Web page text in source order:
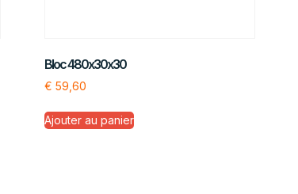
Bloc 480x30x30
€ 59,60
Ajouter au panier